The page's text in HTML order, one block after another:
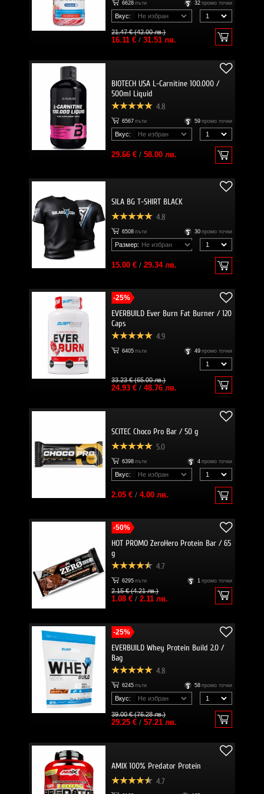
6628 пъти 32 промо точки
Вкус:
21.47 € (42.00 лв.)
16.11 €/ 31.51 лв.
BIOTECH USA L-Carnitine 100.000 /
500ml Liquid
4.8
6567 пъти 59 промо точки
Вкус:
29.66 €/ 58.00 лв.
SILA BG T-SHIRT BLACK
4.8
6508 пъти 30 промо точки
Размер:
15.00 €/ 29.34 лв.
-25%
EVERBUILD Ever Burn Fat Burner / 120
Caps
4.9
6405 пъти 49 промо точки
33.23 € (65.00 лв.)
24.93 €/ 48.76 лв.
SCITEC Choco Pro Bar / 50 g
5.0
6398 пъти 4 промо точки
Вкус:
2.05 €/ 4.00 лв.
-50%
HOT PROMO ZeroHero Protein Bar / 65
g
4.7
6295 пъти 1 промо точки
2.15 € (4.21 лв.)
1.08 €/ 2.11 лв.
-25%
EVERBUILD Whey Protein Build 2.0 /
Bag
4.8
6245 пъти 58 промо точки
Вкус:
39.00 € (76.28 лв.)
29.25 €/ 57.21 лв.
AMIX 100% Predator Protein
4.7